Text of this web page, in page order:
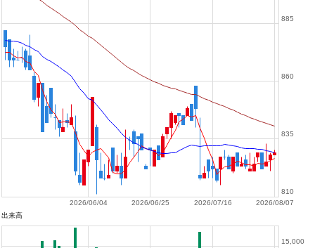
2026/08/07
2026/07/16
2026/06/25
2026/06/04
810
835
860
885
出来高
15,000